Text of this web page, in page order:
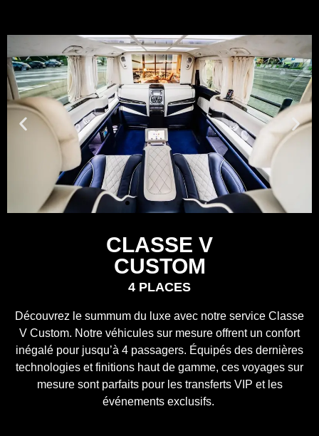
CLASSE V
CUSTOM
4 PLACES
Découvrez le summum du luxe avec notre service Classe
V Custom. Notre véhicules sur mesure offrent un confort
inégalé pour jusqu’à 4 passagers. Équipés des dernières
technologies et finitions haut de gamme, ces voyages sur
mesure sont parfaits pour les transferts VIP et les
événements exclusifs.